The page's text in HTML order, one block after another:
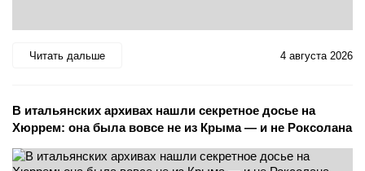
Читать дальше 4 августа 2026
В итальянских архивах нашли секретное досье на
Хюррем: она была вовсе не из Крыма — и не Роксолана